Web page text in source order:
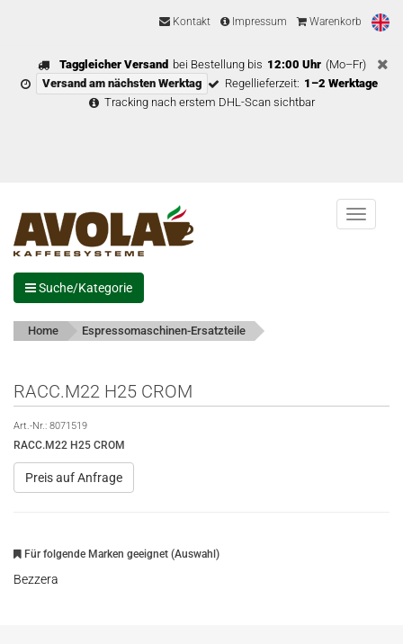
Kontakt Impressum Warenkorb
Taggleicher Versand bei Bestellung bis 12:00 Uhr (Mo–Fr)
Versand am nächsten Werktag
Regellieferzeit: 1–2 Werktage
Tracking nach erstem DHL-Scan sichtbar
Menu
Suche/Kategorie
Home Espressomaschinen-Ersatzteile
RACC.M22 H25 CROM
Art.-Nr.: 8071519
RACC.M22 H25 CROM
Preis auf Anfrage
Für folgende Marken geeignet (Auswahl)
Bezzera